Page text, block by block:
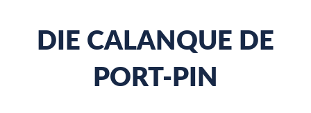
DIE CALANQUE DE
PORT-PIN